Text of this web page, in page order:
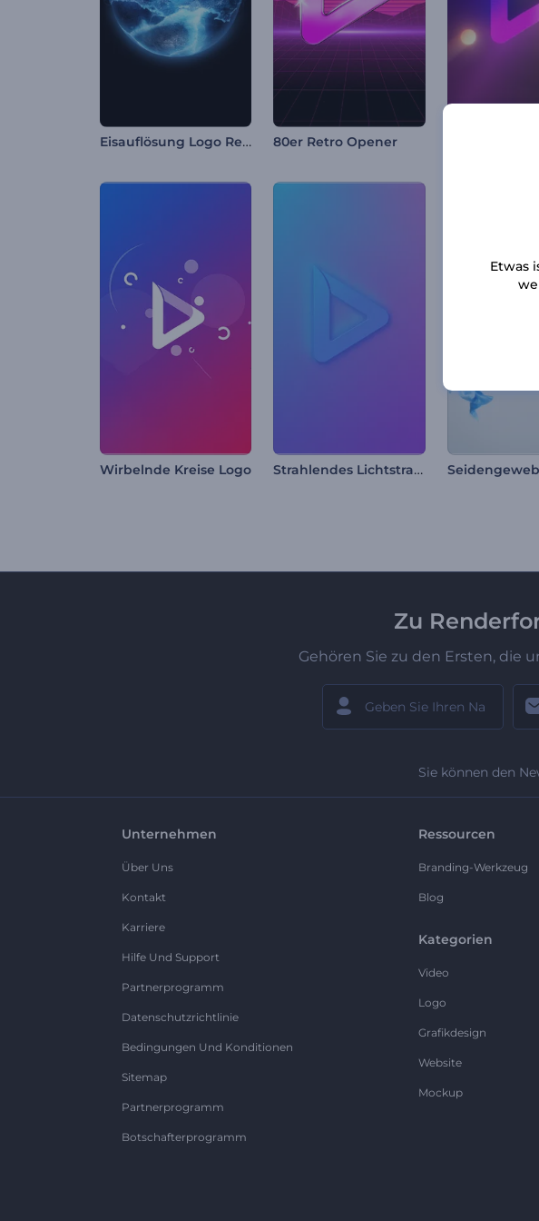
Eisauflösung Logo Reveal 80er Retro Opener
Wirbelnde Kreise Logo Strahlendes Lichtstrahl Logo Reveal
Zu
Gehören Sie zu den Ersten, die
Sie können den
Unternehmen
Über Uns
Kontakt
Karriere
Hilfe Und Support
Partnerprogramm
Datenschutzrichtlinie
Bedingungen Und Konditionen
Sitemap
Partnerprogramm
Botschafterprogramm
Ressourcen
Branding-Werkzeug
Blog
Kategorien
Video
Logo
Grafikdesign
Website
Mockup
Etwas